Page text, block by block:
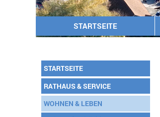
STARTSEITE
STARTSEITE
RATHAUS & SERVICE
WOHNEN & LEBEN